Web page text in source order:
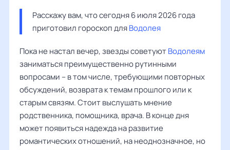
Расскажу вам, что сегодня 6 июля 2026 года
приготовил гороскоп для Водолея
Пока не настал вечер, звезды советуютВодолеям
заниматься преимущественно рутинными
вопросами – в том числе, требующими повторных
обсуждений, возврата к темам прошлого или к
старым связям. Стоит выслушать мнение
родственника, помощника, врача. В конце дня
может появиться надежда на развитие
романтических отношений, на неоднозначное, но